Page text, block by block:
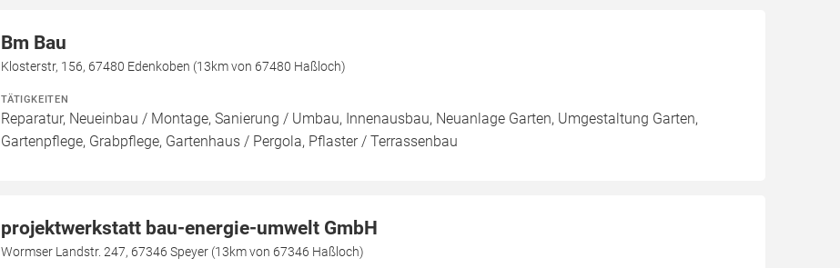
Bm Bau
Klosterstr, 156, 67480 Edenkoben (13km von 67480 Haßloch)
TÄTIGKEITEN
Reparatur, Neueinbau / Montage, Sanierung / Umbau, Innenausbau, Neuanlage Garten, Umgestaltung Garten,
Gartenpflege, Grabpflege, Gartenhaus / Pergola, Pflaster / Terrassenbau
projektwerkstatt bau-energie-umwelt GmbH
Wormser Landstr. 247, 67346 Speyer (13km von 67346 Haßloch)